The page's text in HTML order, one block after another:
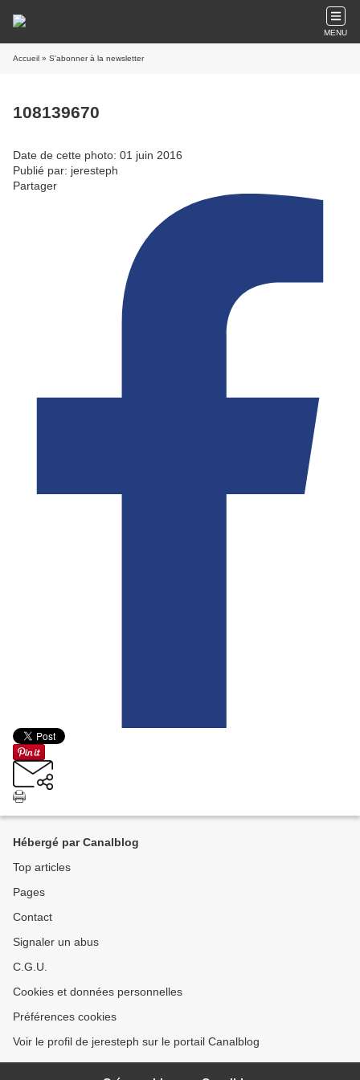
MENU
Accueil » S'abonner à la newsletter
108139670
Date de cette photo: 01 juin 2016
Publié par: jeresteph
Partager
Hébergé par Canalblog
Top articles
Pages
Contact
Signaler un abus
C.G.U.
Cookies et données personnelles
Préférences cookies
Voir le profil de jeresteph sur le portail Canalblog